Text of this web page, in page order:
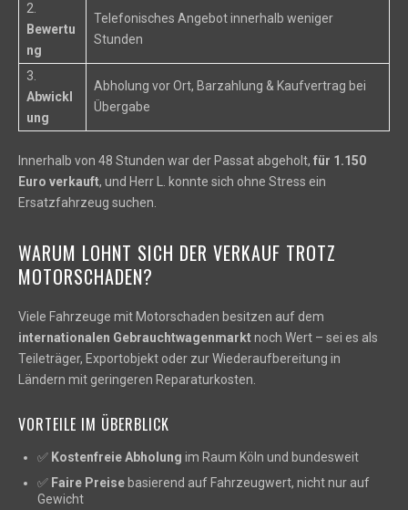
2.
Bewertu
ng
Telefonisches Angebot innerhalb weniger
Stunden
3.
Abwickl
ung
Abholung vor Ort, Barzahlung & Kaufvertrag bei
Übergabe
Innerhalb von 48 Stunden war der Passat abgeholt, für 1.150
Euro verkauft, und Herr L. konnte sich ohne Stress ein
Ersatzfahrzeug suchen.
WARUM LOHNT SICH DER VERKAUF TROTZ
MOTORSCHADEN?
Viele Fahrzeuge mit Motorschaden besitzen auf dem
internationalen Gebrauchtwagenmarktnoch Wert – sei es als
Teileträger, Exportobjekt oder zur Wiederaufbereitung in
Ländern mit geringeren Reparaturkosten.
VORTEILE IM ÜBERBLICK
✅ Kostenfreie Abholung im Raum Köln und bundesweit
✅ Faire Preise basierend auf Fahrzeugwert, nicht nur auf
Gewicht